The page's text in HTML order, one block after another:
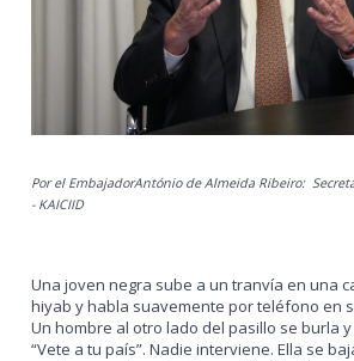
Por el EmbajadorAntónio de Almeida Ribeiro:
- KAICIID
Una joven negra sube a un tranvía en una
hiyab y habla suavemente por teléfono en
Un hombre al otro lado del pasillo se burla
“Vete a tu país”. Nadie interviene. Ella se